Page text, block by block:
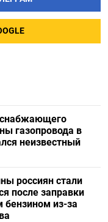
снабжающего
газопровода в
неизвестный
россиян стали
после заправки
бензином из-за